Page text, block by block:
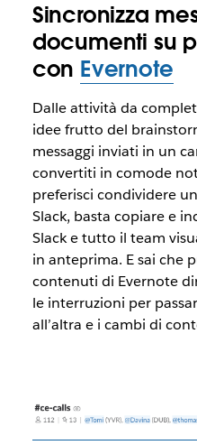
Sincronizza
documenti su
con Evernote
Dalle attività da
idee frutto del
messaggi inviati in un
convertiti in comode
preferisci condividere
Slack, basta copiare e
Slack e tutto il team
in anteprima. E sai che
contenuti di Evernote
le interruzioni per
all’altra e i cambi di